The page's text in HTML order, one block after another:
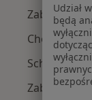
Zaburzenia
Choroba
Zaburzenia
Udział
będą